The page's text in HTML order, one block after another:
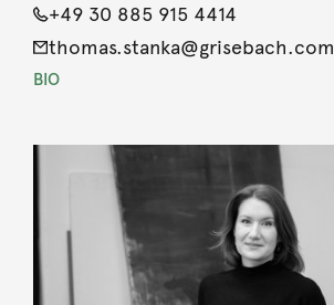
+49 30 885 915 4414
thomas.stanka@grisebach.com
BIO